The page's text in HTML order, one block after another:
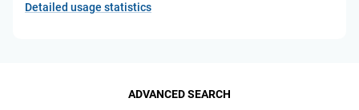
Detailed usage statistics
ADVANCED SEARCH